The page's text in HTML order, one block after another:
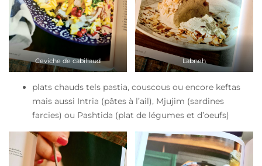
Ceviche de cabillaud Labneh
plats chauds tels pastia, couscous ou encore keftas
mais aussi Intria (pâtes à l’ail), Mjujim (sardines
farcies) ou Pashtida (plat de légumes et d’oeufs)